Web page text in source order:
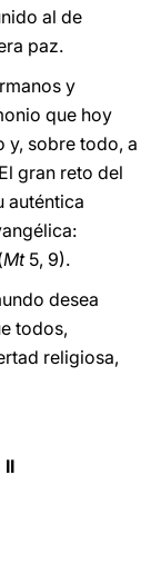
al de
paz.
y
que hoy
y, sobre todo, a
gran reto del
auténtica
Mt5, 9).
desea
todos,
religiosa,
II